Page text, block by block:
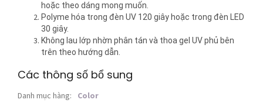
hoặc theo dáng mong muốn.
Polyme hóa trong đèn UV 120 giây hoặc trong đèn LED
30 giây.
Không lau lớp nhờn phân tán và thoa gel UV phủ bên
trên theo hướng dẫn.
Các thông số bổ sung
Danh mục hàng: Color